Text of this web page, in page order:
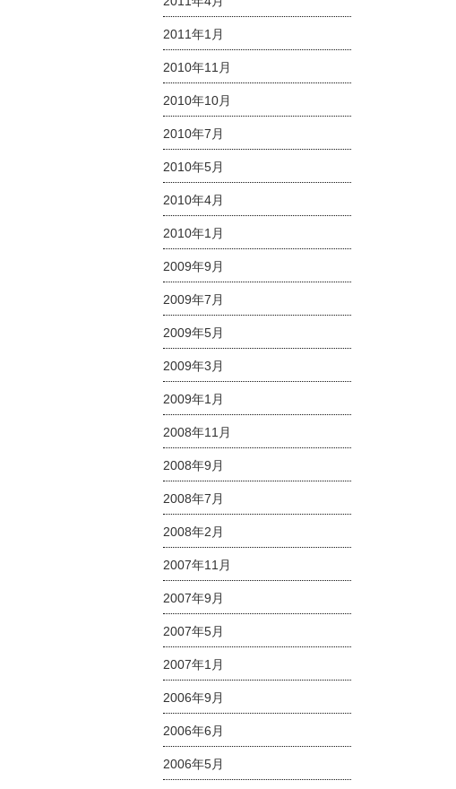
2011年1月
2010年11月
2010年10月
2010年7月
2010年5月
2010年4月
2010年1月
2009年9月
2009年7月
2009年5月
2009年3月
2009年1月
2008年11月
2008年9月
2008年7月
2008年2月
2007年11月
2007年9月
2007年5月
2007年1月
2006年9月
2006年6月
2006年5月